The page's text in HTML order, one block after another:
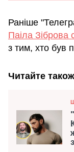
Раніше
Паіла Зіброва
з тим, хто був
Читайте